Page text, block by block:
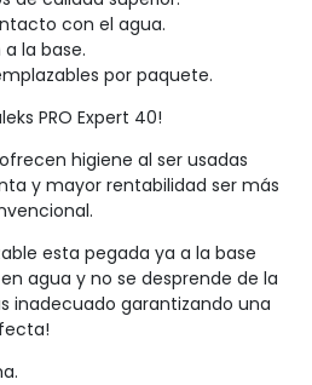
con el agua.
la base.
por paquete.
PRO Expert 40!
higiene al ser usadas
y mayor rentabilidad ser más
esta pegada ya a la base
agua y no se desprende de la
inadecuado garantizando una